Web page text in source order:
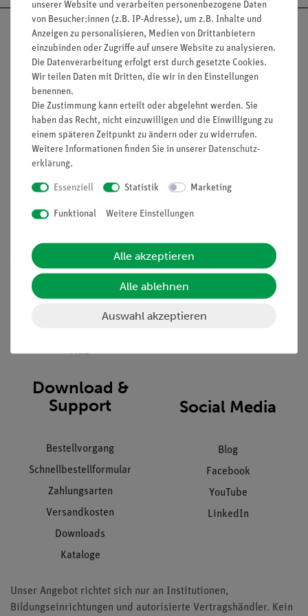
Nach oben
Informationen
Unternehmen
Stellenangebote
Kontakt
Hinweisgeberschutz
AGB
Service
Übersicht Service
Inbetriebnahme & Schulungen
Download &
Support
Bestellvorgang
Schnellbestellformular
Zahlungsarten
Versandkosten
Downloads
Kataloge
Social Media
Blog
Facebook
YouTube
LinkedIn
Unser Angebot richtet sich nur an Institutionen,
Bildungseinrichtungen und autorisierte Vertragshändler. Kein
unserer Website und verarbeiten personenbezogene Daten
von Besucher:innen (z.B. IP-Adresse), um z.B. Inhalte und
Anzeigen zu personalisieren, Medien von Drittanbietern
einzubinden oder Zugriffe auf unsere Website zu analysieren.
Die Datenverarbeitung erfolgt erst durch gesetzte Cookies.
Wir teilen Daten mit Dritten, die wir in den Einstellungen
benennen.
Die Zustimmung kann erteilt oder abgelehnt werden. Sie
haben das Recht, nicht einzuwilligen und die Einwilligung zu
einem späteren Zeitpunkt zu ändern oder zu widerrufen.
Weitere Informationen finden Sie in unserer Daten­schutz­
erklärung.
Essenziell Statistik Marketing
Funktional Weitere Einstellungen
Alle akzeptieren
Alle ablehnen
Auswahl akzeptieren